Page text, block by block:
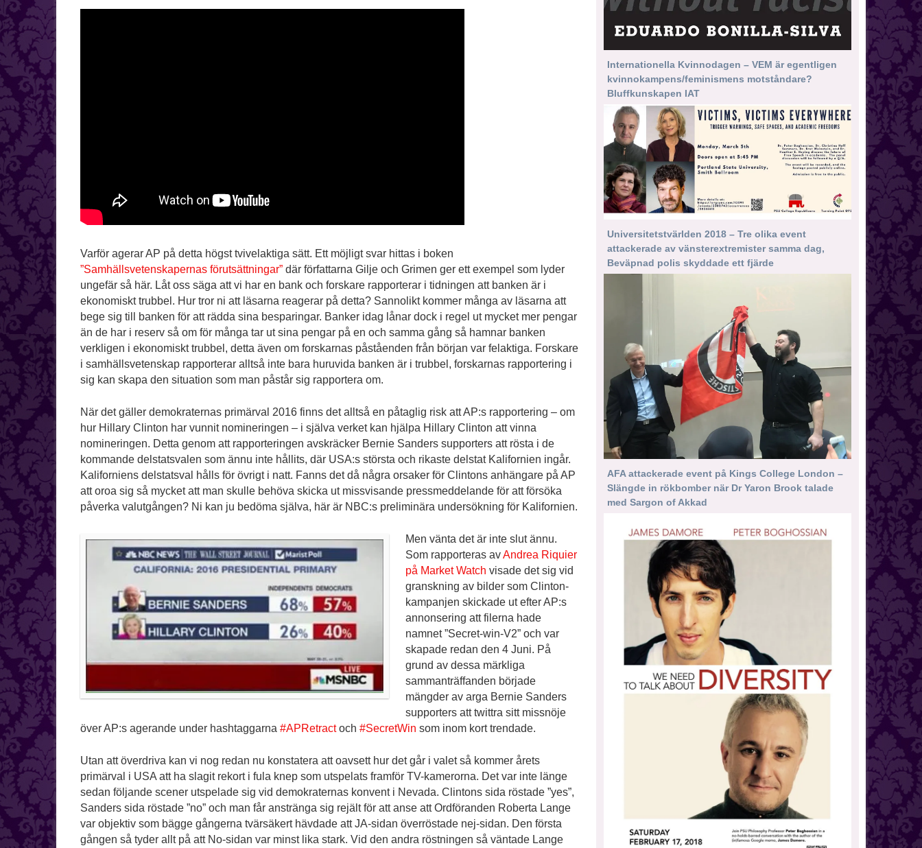
Varför agerar AP på detta högst tvivelaktiga sätt. Ett möjligt svar hittas i boken
”Samhällsvetenskapernas förutsättningar” där författarna Gilje och Grimen ger ett exempel som lyder
ungefär så här. Låt oss säga att vi har en bank och forskare rapporterar i tidningen att banken är i
ekonomiskt trubbel. Hur tror ni att läsarna reagerar på detta? Sannolikt kommer många av läsarna att
bege sig till banken för att rädda sina besparingar. Banker idag lånar dock i regel ut mycket mer pengar
än de har i reserv så om för många tar ut sina pengar på en och samma gång så hamnar banken
verkligen i ekonomiskt trubbel, detta även om forskarnas påståenden från början var felaktiga. Forskare
i samhällsvetenskap rapporterar alltså inte bara huruvida banken är i trubbel, forskarnas rapportering i
sig kan skapa den situation som man påstår sig rapportera om.
När det gäller demokraternas primärval 2016 finns det alltså en påtaglig risk att AP:s rapportering – om
hur Hillary Clinton har vunnit nomineringen – i själva verket kan hjälpa Hillary Clinton att vinna
nomineringen. Detta genom att rapporteringen avskräcker Bernie Sanders supporters att rösta i de
kommande delstatsvalen som ännu inte hållits, där USA:s största och rikaste delstat Kalifornien ingår.
Kaliforniens delstatsval hålls för övrigt i natt. Fanns det då några orsaker för Clintons anhängare på AP
att oroa sig så mycket att man skulle behöva skicka ut missvisande pressmeddelande för att försöka
påverka valutgången? Ni kan ju bedöma själva, här är NBC:s preliminära undersökning för Kalifornien.
Men vänta det är inte slut ännu.
Som rapporteras avAndrea Riquier
på Market Watch visade det sig vid
granskning av bilder som Clinton-
kampanjen skickade ut efter AP:s
annonsering att filerna hade
namnet ”Secret-win-V2” och var
skapade redan den 4 Juni. På
grund av dessa märkliga
sammanträffanden började
mängder av arga Bernie Sanders
supporters att twittra sitt missnöje
över AP:s agerande under hashtaggarna #APRetractoch #SecretWin som inom kort trendade.
Utan att överdriva kan vi nog redan nu konstatera att oavsett hur det går i valet så kommer årets
primärval i USA att ha slagit rekort i fula knep som utspelats framför TV-kamerorna. Det var inte länge
sedan följande scener utspelade sig vid demokraternas konvent i Nevada. Clintons sida röstade ”yes”,
Sanders sida röstade ”no” och man får anstränga sig rejält för att anse att Ordföranden Roberta Lange
var objektiv som bägge gångerna tvärsäkert hävdade att JA-sidan överröstade nej-sidan. Den första
gången så tyder allt på att No-sidan var minst lika stark. Vid den andra röstningen så väntade Lange
Internationella Kvinnodagen – VEM är egentligen
kvinnokampens/feminismens motståndare?
Bluffkunskapen IAT
Universitetstvärlden 2018 – Tre olika event
attackerade av vänsterextremister samma dag,
Beväpnad polis skyddade ett fjärde
AFA attackerade event på Kings College London –
Slängde in rökbomber när Dr Yaron Brook talade
med Sargon of Akkad